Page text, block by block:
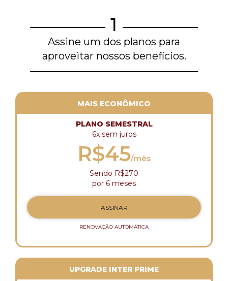
1
Assine um dos planos para
aproveitar nossos benefícios.
MAIS ECONÔMICO
PLANO SEMESTRAL
6x sem juros
R$45/mês
Sendo R$270
por 6 meses
ASSINAR
RENOVAÇÃO AUTOMÁTICA
UPGRADE INTER PRIME